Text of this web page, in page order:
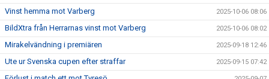
Vinst hemma mot Varberg 2025-10-06 08:06
BildXtra från Herrarnas vinst mot Varberg 2025-10-06 08:02
Mirakelvändning i premiären 2025-09-18 12:46
Ute ur Svenska cupen efter straffar 2025-09-15 07:42